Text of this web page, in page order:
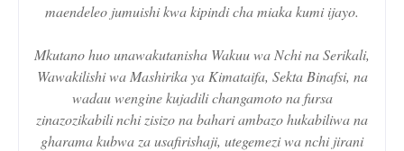
maendeleo jumuishi kwa kipindi cha miaka kumi ijayo.
Mkutano huo unawakutanisha Wakuu wa Nchi na Serikali,
Wawakilishi wa Mashirika ya Kimataifa, Sekta Binafsi, na
wadau wengine kujadili changamoto na fursa
zinazozikabili nchi zisizo na bahari ambazo hukabiliwa na
gharama kubwa za usafirishaji, utegemezi wa nchi jirani